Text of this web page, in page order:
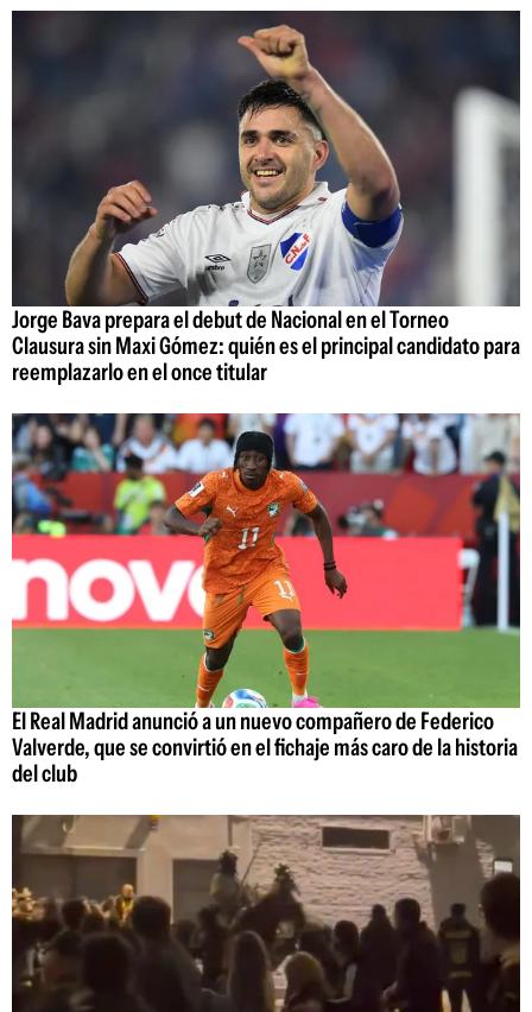
Jorge Bava prepara el debut de Nacional en el Torneo
Clausura sin Maxi Gómez: quién es el principal candidato para
reemplazarlo en el once titular
El Real Madrid anunció a un nuevo compañero de Federico
Valverde, que se convirtió en el fichaje más caro de la historia
del club